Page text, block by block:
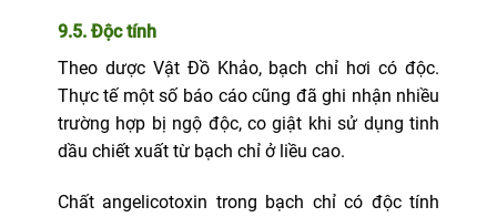
9.5. Độc tính
Theo dược Vật Đồ Khảo, bạch chỉ hơi có độc.
Thực tế một số báo cáo cũng đã ghi nhận nhiều
trường hợp bị ngộ độc, co giật khi sử dụng tinh
dầu chiết xuất từ bạch chỉ ở liều cao.
Chất angelicotoxin trong bạch chỉ có độc tính